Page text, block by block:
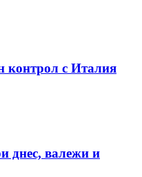
контрол с Италия
днес, валежи и